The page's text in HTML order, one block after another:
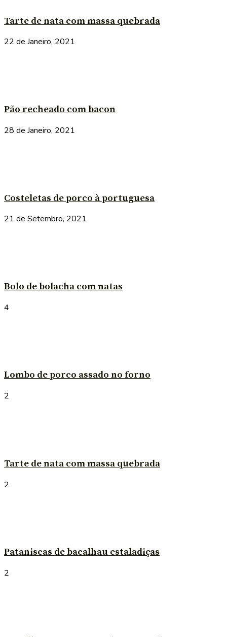
Tarte de nata com massa quebrada
22 de Janeiro, 2021
Pão recheado com bacon
28 de Janeiro, 2021
Costeletas de porco à portuguesa
21 de Setembro, 2021
Bolo de bolacha com natas
4
Lombo de porco assado no forno
2
Tarte de nata com massa quebrada
2
Pataniscas de bacalhau estaladiças
2